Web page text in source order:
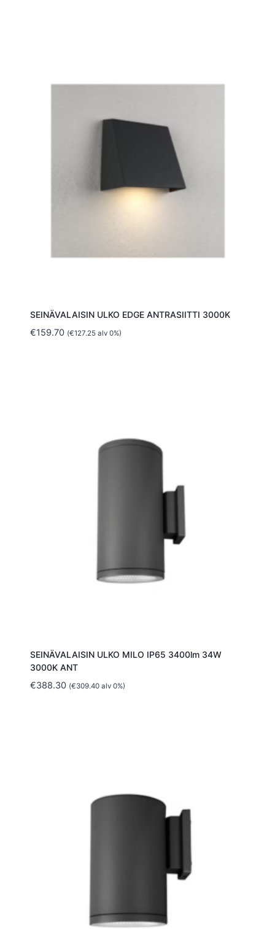
SEINÄVALAISIN ULKO EDGE ANTRASIITTI 3000K
€159.70 (€127.25alv 0%)
SEINÄVALAISIN ULKO MILO IP65 3400lm 34W
3000K ANT
€388.30 (€309.40alv 0%)